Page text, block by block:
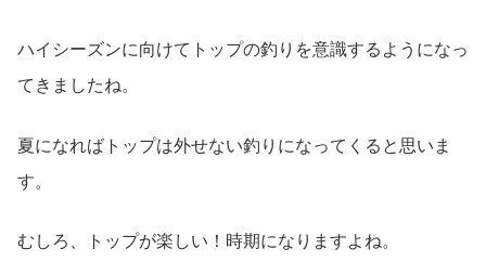
ハイシーズンに向けてトップの釣りを意識するようになっ
てきましたね。
夏になればトップは外せない釣りになってくると思いま
す。
むしろ、トップが楽しい！時期になりますよね。